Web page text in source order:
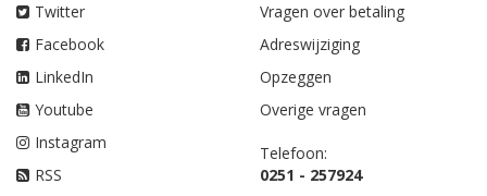
Twitter
Facebook
LinkedIn
Youtube
Instagram
RSS
Vragen over betaling
Adreswijziging
Opzeggen
Overige vragen
Telefoon:
0251 - 257924